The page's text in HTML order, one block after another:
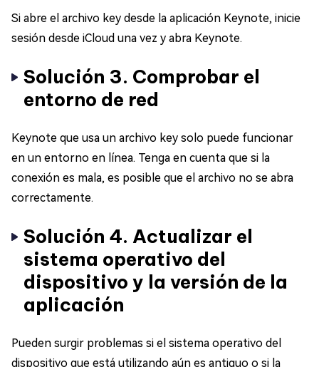
Si abre el archivo key desde la aplicación Keynote, inicie
sesión desde iCloud una vez y abra Keynote.
Solución 3. Comprobar el
entorno de red
Keynote que usa un archivo key solo puede funcionar
en un entorno en línea. Tenga en cuenta que si la
conexión es mala, es posible que el archivo no se abra
correctamente.
Solución 4. Actualizar el
sistema operativo del
dispositivo y la versión de la
aplicación
Pueden surgir problemas si el sistema operativo del
dispositivo que está utilizando aún es antiguo o si la